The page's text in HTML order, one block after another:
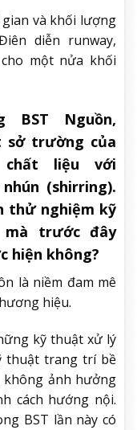
và khối lượng
diễn runway,
một nửa khối
BST Nguồn,
sở trường của
liệu với
(shirring).
thử nghiệm kỹ
trước đây
hiện không?
là niềm đam mê
hiệu.
kỹ thuật xử lý
thuật trang trí bề
không ảnh hưởng
cách hướng nội.
BST lần này có